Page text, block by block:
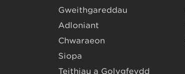
Gweithgareddau
Adloniant
Chwaraeon
Siopa
Teithiau a Golygfeydd